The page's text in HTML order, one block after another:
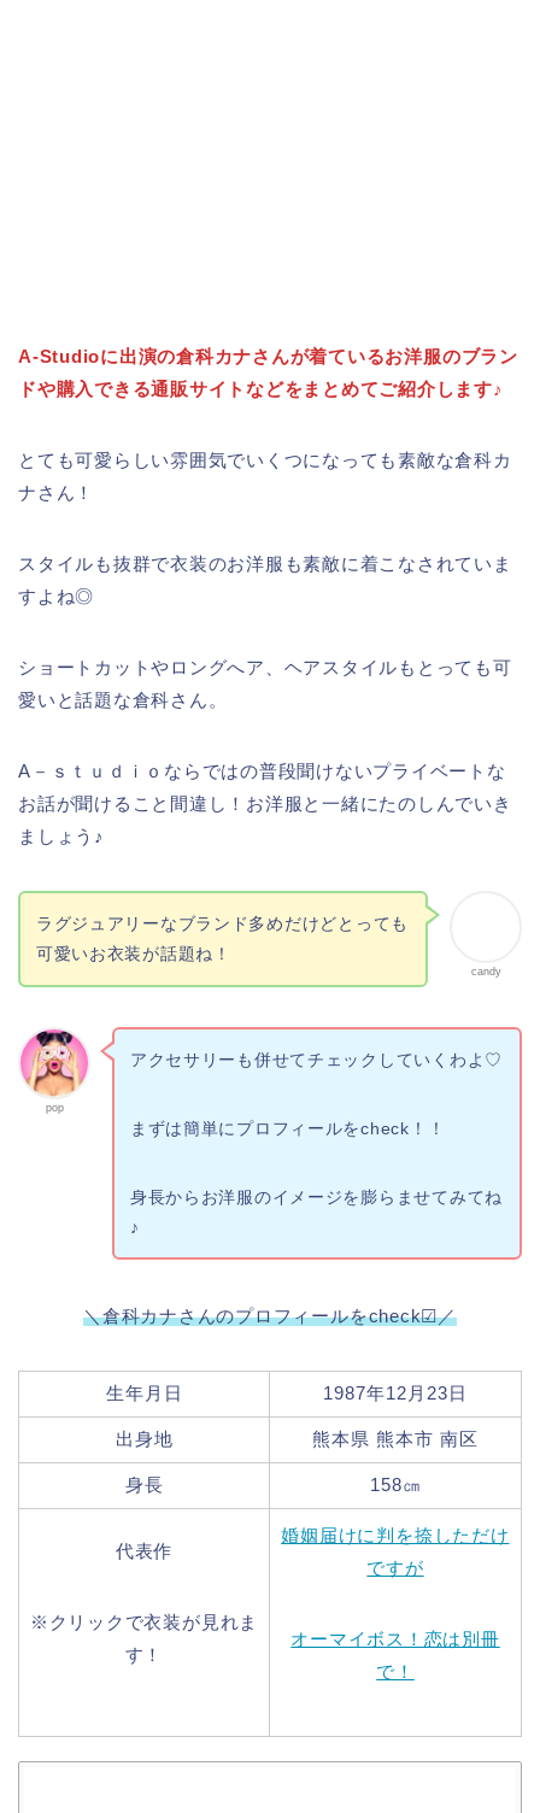
A-Studioに出演の倉科カナさんが着ているお洋服のブラン
ドや購入できる通販サイトなどをまとめてご紹介します♪
とても可愛らしい雰囲気でいくつになっても素敵な倉科カ
ナさん！
スタイルも抜群で衣装のお洋服も素敵に着こなされていま
すよね◎
ショートカットやロングへア、ヘアスタイルもとっても可
愛いと話題な倉科さん。
A－ｓｔｕｄｉｏならではの普段聞けないプライベートな
お話が聞けること間違し！お洋服と一緒にたのしんでいき
ましょう♪
candy
ラグジュアリーなブランド多めだけどとっても
可愛いお衣装が話題ね！
pop
アクセサリーも併せてチェックしていくわよ♡
まずは簡単にプロフィールをcheck！！
身長からお洋服のイメージを膨らませてみてね
♪
＼倉科カナさんのプロフィールをcheck☑／
生年月日 1987年12月23日
出身地 熊本県 熊本市 南区
身長 158㎝
代表作
※クリックで衣装が見れま
す！
婚姻届けに判を捺しただけ
ですが
オーマイボス！恋は別冊
で！